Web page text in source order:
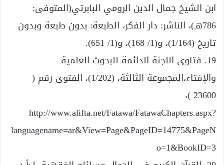
ابن الشيخ جمال الدين الرومي البابرتي(المتوفى:
786هـ)، الناشر: دار الفكر، الطبعة: بدون طبعة وبدون
تاريخ (1/164)، و(1/ 168)، و(1/ 651).
19. فتاوى اللجنة الدائمة للبحوث العلمية
والإفتاء،المجموعة الثالثة، (1/202)، الفتوى رقم (
23600 )،
http://www.alifta.net/Fatawa/FatawaChapters.aspx?
languagename=ar&View=Page&PageID=14775&PageN
o=1&BookID=3